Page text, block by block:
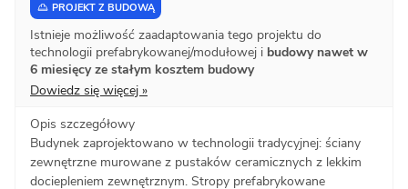
PROJEKT Z BUDOWĄ
Istnieje możliwość zaadaptowania tego projektu do
technologii prefabrykowanej/modułowej i budowy nawet w
6 miesięcy ze stałym kosztem budowy
Dowiedz się więcej »
Opis szczegółowy
Budynek zaprojektowano w technologii tradycyjnej: ściany
zewnętrzne murowane z pustaków ceramicznych z lekkim
dociepleniem zewnętrznym. Stropy prefabrykowane